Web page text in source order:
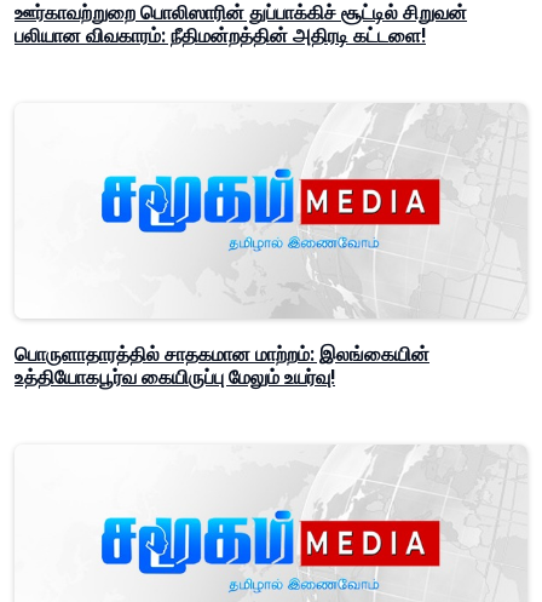
ஊர்காவற்றுறை பொலிஸாரின் துப்பாக்கிச் சூட்டில் சிறுவன்
பலியான விவகாரம்: நீதிமன்றத்தின் அதிரடி கட்டளை!
பொருளாதாரத்தில் சாதகமான மாற்றம்: இலங்கையின்
உத்தியோகபூர்வ கையிருப்பு மேலும் உயர்வு!